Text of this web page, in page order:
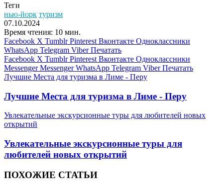
Теги
нью-йорк туризм
07.10.2024
Время чтения: 10 мин.
Facebook X Tumblr Pinterest Вконтакте Одноклассники
WhatsApp Telegram Viber Печатать
Facebook X Tumblr Pinterest Вконтакте Одноклассники
Messenger Messenger WhatsApp Telegram Viber Печатать
Лучшие Места для туризма в Лиме - Перу
Лучшие Места для туризма в Лиме - Перу
Увлекательные экскурсионные туры для любителей новых
открытий
Увлекательные экскурсионные туры для
любителей новых открытий
ПОХОЖИЕ СТАТЬИ